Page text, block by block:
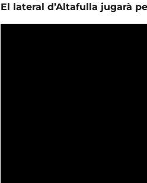
El lateral d’Altafulla jugarà